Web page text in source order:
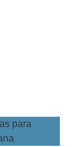
para